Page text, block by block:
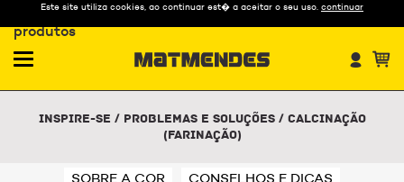
Este site utiliza cookies, ao continuar est� a aceitar o seu uso. continuar
Nossos
produtos
Inspire-se / Problemas e Soluções/ Calcinação
(farinação)
SOBRE A COR
CONSELHOS E DICAS